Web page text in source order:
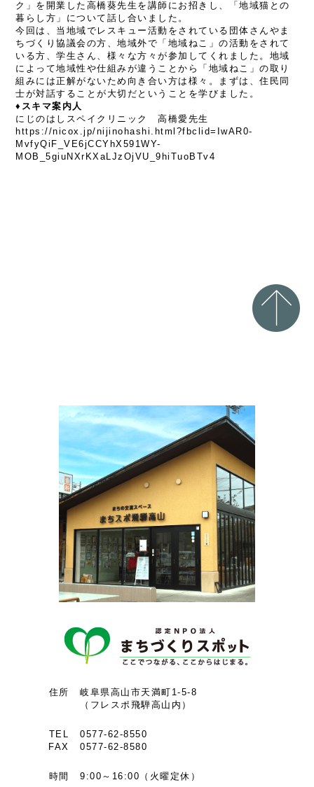
ク」を開業した高橋葵先生を講師にお招きし、「地域猫との
暮らし方」について話し合いました。
今回は、当地域でレスキュー活動をされている団体さんやま
ちづくり協議会の方、地域外で「地域ねこ」の活動をされて
いる方、学生さん、様々な方々が参加してくれました。地域
によって地域性や仕組みが違うことから「地域ねこ」の取り
組みには正解がないため向き合い方は様々。まずは、住民同
士が対話することが大切だということを学びました。
♦スキマ案内人
にじのはしスペイクリニック 高橋愛先生
https://nicox.jp/nijinohashi.html?fbclid=IwAR0-
MvfyQiF_VE6jCCYhX591WY-
MOB_5giuNXrKXaLJzOjVU_9hiTuoBTv4
住所
岐阜県高山市天満町1-5-8
（フレスポ飛騨高山内）
TEL
FAX
0577-62-8550
0577-62-8580
時間 9:00～16:00（火曜定休）